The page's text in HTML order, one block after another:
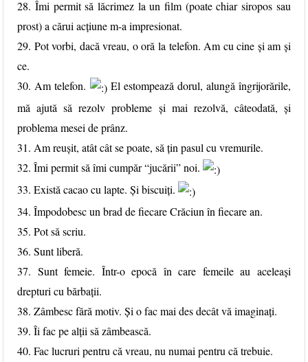
28. Îmi permit să lăcrimez la un film (poate chiar siropos sau
prost) a cărui acțiune m-a impresionat.
29. Pot vorbi, dacă vreau, o oră la telefon. Am cu cine și am și
ce.
30. Am telefon.
El estompează dorul, alungă îngrijorările,
mă ajută să rezolv probleme și mai rezolvă, câteodată, și
problema mesei de prânz.
31. Am reușit, atât cât se poate, să țin pasul cu vremurile.
32. Îmi permit să îmi cumpăr “jucării” noi.
33. Există cacao cu lapte. Și biscuiți.
34. Împodobesc un brad de fiecare Crăciun în fiecare an.
35. Pot să scriu.
36. Sunt liberă.
37. Sunt femeie. Într-o epocă în care femeile au aceleași
drepturi cu bărbații.
38. Zâmbesc fără motiv. Și o fac mai des decât vă imaginați.
39. Îi fac pe alții să zâmbească.
40. Fac lucruri pentru că vreau, nu numai pentru că trebuie.